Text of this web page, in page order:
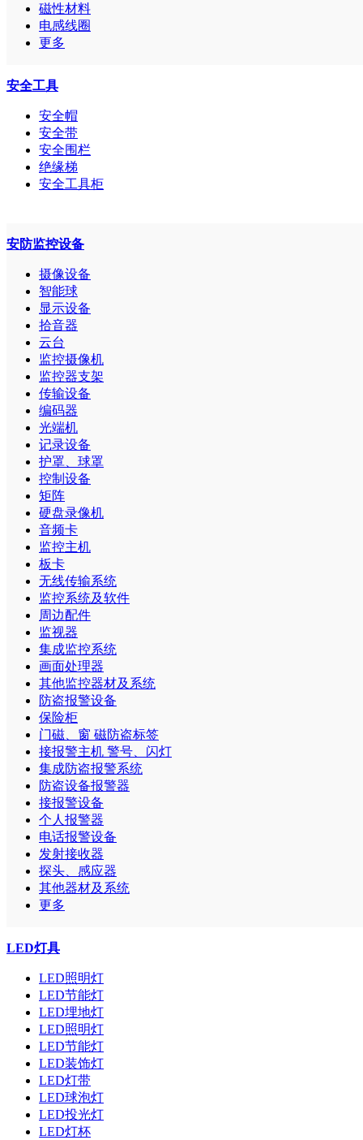
磁性材料
电感线圈
更多
安全工具
安全帽
安全带
安全围栏
绝缘梯
安全工具柜
安防监控设备
摄像设备
智能球
显示设备
拾音器
云台
监控摄像机
监控器支架
传输设备
编码器
光端机
记录设备
护罩、球罩
控制设备
矩阵
硬盘录像机
音频卡
监控主机
板卡
无线传输系统
监控系统及软件
周边配件
监视器
集成监控系统
画面处理器
其他监控器材及系统
防盗报警设备
保险柜
门磁、窗 磁防盗标签
接报警主机 警号、闪灯
集成防盗报警系统
防盗设备报警器
接报警设备
个人报警器
电话报警设备
发射接收器
探头、感应器
其他器材及系统
更多
LED灯具
LED照明灯
LED节能灯
LED埋地灯
LED照明灯
LED节能灯
LED装饰灯
LED灯带
LED球泡灯
LED投光灯
LED灯杯